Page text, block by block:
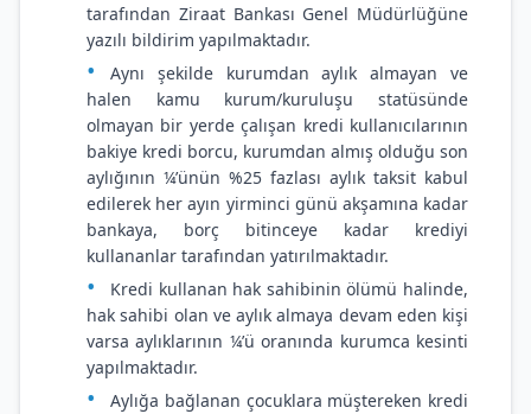
tarafından Ziraat Bankası Genel Müdürlüğüne
yazılı bildirim yapılmaktadır.
Aynı şekilde kurumdan aylık almayan ve
halen kamu kurum/kuruluşu statüsünde
olmayan bir yerde çalışan kredi kullanıcılarının
bakiye kredi borcu, kurumdan almış olduğu son
aylığının ¼’ünün %25 fazlası aylık taksit kabul
edilerek her ayın yirminci günü akşamına kadar
bankaya, borç bitinceye kadar krediyi
kullananlar tarafından yatırılmaktadır.
Kredi kullanan hak sahibinin ölümü halinde,
hak sahibi olan ve aylık almaya devam eden kişi
varsa aylıklarının ¼’ü oranında kurumca kesinti
yapılmaktadır.
Aylığa bağlanan çocuklara müştereken kredi